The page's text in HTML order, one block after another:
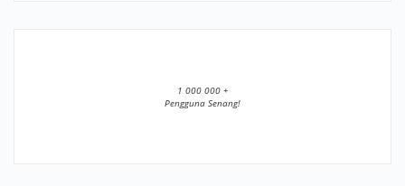
1 000 000 +
Pengguna Senang!